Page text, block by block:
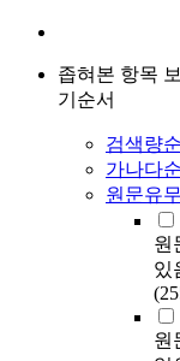
좁혀본 항목 보
기순서
검색량순
가나다순
원문유무
원
있
원